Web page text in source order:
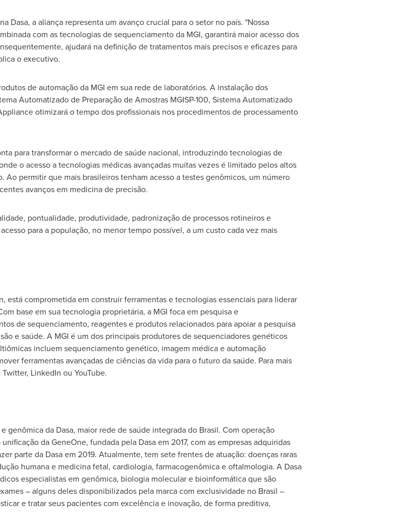
Dasa, a aliança representa um avanço crucial para o setor no país. "Nossa
com as tecnologias de sequenciamento da MGI, garantirá maior acesso dos
ajudará na definição de tratamentos mais precisos e eficazes para
o executivo.
de automação da MGI em sua rede de laboratórios. A instalação dos
Automatizado de Preparação de Amostras MGISP-100, Sistema Automatizado
otimizará o tempo dos profissionais nos procedimentos de processamento
para transformar o mercado de saúde nacional, introduzindo tecnologias de
o acesso a tecnologias médicas avançadas muitas vezes é limitado pelos altos
Ao permitir que mais brasileiros tenham acesso a testes genômicos, um número
avanços em medicina de precisão.
pontualidade, produtividade, padronização de processos rotineiros e
para a população, no menor tempo possível, a um custo cada vez mais
, está comprometida em construir ferramentas e tecnologias essenciais para liderar
base em sua tecnologia proprietária, a MGI foca em pesquisa e
de sequenciamento, reagentes e produtos relacionados para apoiar a pesquisa
e saúde. A MGI é um dos principais produtores de sequenciadores genéticos
incluem sequenciamento genético, imagem médica e automação
ferramentas avançadas de ciências da vida para o futuro da saúde. Para mais
LinkedIn ou YouTube.
genômica da Dasa, maior rede de saúde integrada do Brasil. Com operação
da GeneOne, fundada pela Dasa em 2017, com as empresas adquiridas
parte da Dasa em 2019. Atualmente, tem sete frentes de atuação: doenças raras
humana e medicina fetal, cardiologia, farmacogenômica e oftalmologia. A Dasa
especialistas em genômica, biologia molecular e bioinformática que são
– alguns deles disponibilizados pela marca com exclusividade no Brasil –
e tratar seus pacientes com excelência e inovação, de forma preditiva,